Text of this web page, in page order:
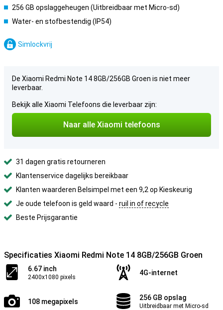
256 GB opslaggeheugen (Uitbreidbaar met Micro-sd)
Water- en stofbestendig (IP54)
Simlockvrij
De Xiaomi Redmi Note 14 8GB/256GB Groen is niet meer
leverbaar.
Bekijk alle Xiaomi Telefoons die leverbaar zijn:
Naar alle Xiaomi telefoons
31 dagen gratis retourneren
Klantenservice dagelijks bereikbaar
Klanten waarderen Belsimpel met een 9,2 op Kieskeurig
Je oude telefoon is geld waard - ruil in of recycle
Beste Prijsgarantie
Specificaties Xiaomi Redmi Note 14 8GB/256GB Groen
6.67 inch
2400x1080 pixels
4G-internet
108 megapixels 256 GB opslag
Uitbreidbaar met Micro-sd